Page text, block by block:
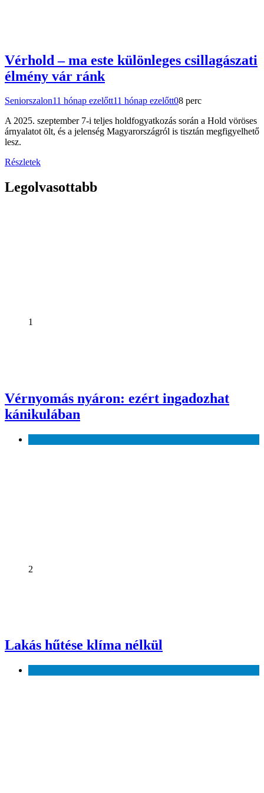
Vérhold – ma este különleges csillagászati
élmény vár ránk
Seniorszalon11 hónap ezelőtt11 hónap ezelőtt08 perc
A 2025. szeptember 7-i teljes holdfogyatkozás során a Hold vöröses
árnyalatot ölt, és a jelenség Magyarországról is tisztán megfigyelhető
lesz.
Részletek
Legolvasottabb
1
Vérnyomás nyáron: ezért ingadozhat
kánikulában
2
Lakás hűtése klíma nélkül